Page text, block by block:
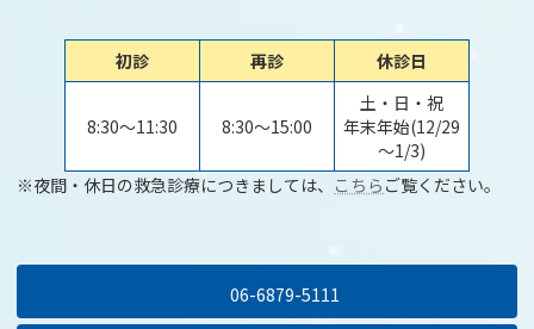
初診 再診 休診日
8:30～11:30 8:30～15:00
土・日・祝
年末年始(12/29
～1/3)
※夜間・休日の救急診療につきましては、 こちら ご覧ください。
06-6879-5111